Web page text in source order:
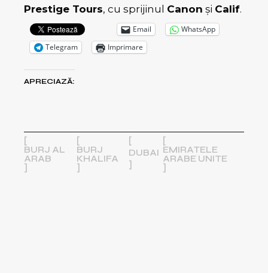
Prestige Tours, cu sprijinul Canon și Calif.
Email
WhatsApp
Telegram
Imprimare
APRECIAZĂ:
BURJ AL
ARAB
BURJ
KHALIFA
DUBAI EMIRATELE
ARABE UNITE